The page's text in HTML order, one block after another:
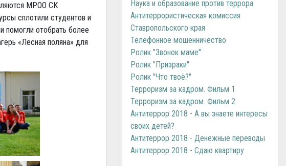
МРОО СК
сплотили студентов и
помогли отобрать более
«Лесная поляна» для
Наука и образование против террора
Антитеррористическая комиссия
Ставропольского края
Телефонное мошенничество
Ролик "Звонок маме"
Ролик "Призраки"
Ролик "Что твоё?"
Терроризм за кадром. Фильм 1
Терроризм за кадром. Фильм 2
Антитеррор 2018 - А вы знаете интересы
своих детей?
Антитеррор 2018 - Денежные переводы
Антитеррор 2018 - Сдаю квартиру